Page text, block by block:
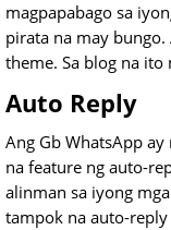
magpapabago sa
pirata na may
theme. Sa blog na
Auto Reply
Ang Gb WhatsApp
na feature ng auto-
alinman sa iyong
tampok na auto-